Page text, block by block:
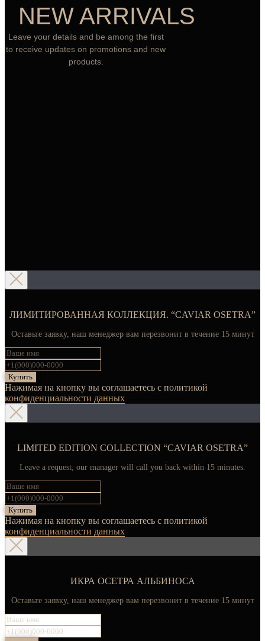
NEW ARRIVALS
Leave your details and be among the first
to receive updates on promotions and new
products.
ЛИМИТИРОВАННАЯ КОЛЛЕКЦИЯ. “CAVIAR OSETRA”
Оставьте заявку, наш менеджер вам перезвонит в течение 15 минут
Купить
Нажимая на кнопку вы соглашаетесь с политикой
конфиденциальности данных
LIMITED EDITION COLLECTION “CAVIAR OSETRA”
Leave a request, our manager will call you back within 15 minutes.
Купить
Нажимая на кнопку вы соглашаетесь с политикой
конфиденциальности данных
ИКРА ОСЕТРА АЛЬБИНОСА
Оставьте заявку, наш менеджер вам перезвонит в течение 15 минут